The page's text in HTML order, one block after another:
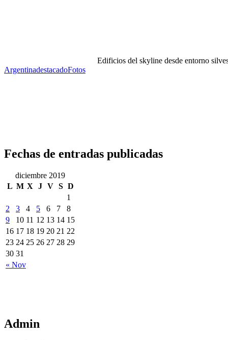
Edificios del skyline desde entorno
ArgentinadestacadoFotos
Fechas de entradas publicadas
diciembre 2019
L M X J V S D
« Nov
1
2
3 4 5 6 7
8
9
10 11 12 13 14 15
16 17 18 19 20 21 22
23 24 25 26 27 28 29
30 31
Admin